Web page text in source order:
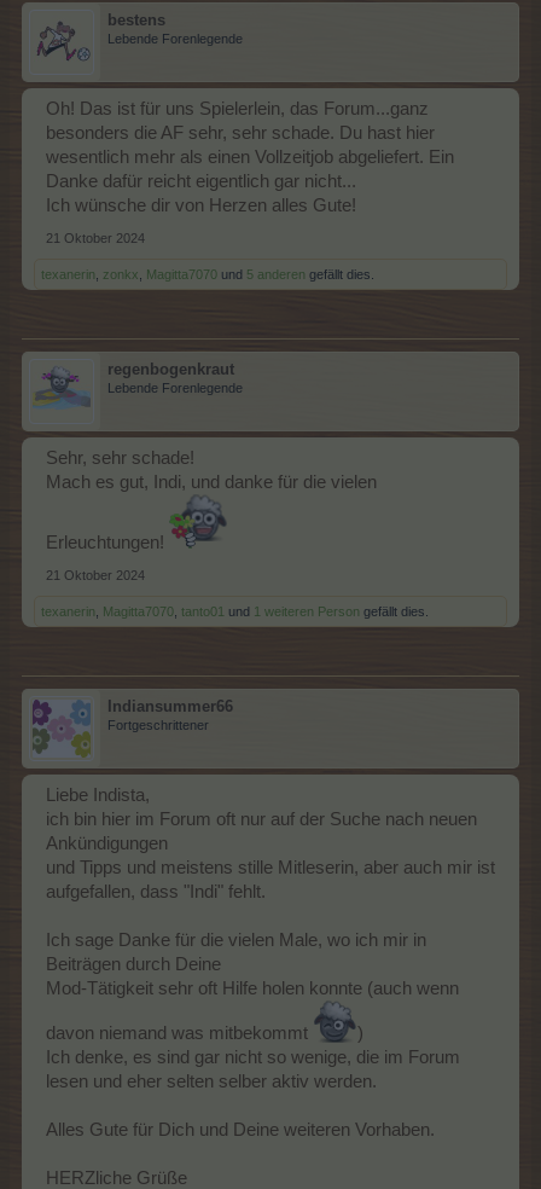
bestens
Lebende Forenlegende
Oh! Das ist für uns Spielerlein, das Forum...ganz
besonders die AF sehr, sehr schade. Du hast hier
wesentlich mehr als einen Vollzeitjob abgeliefert. Ein
Danke dafür reicht eigentlich gar nicht...
Ich wünsche dir von Herzen alles Gute!
21 Oktober 2024
texanerin zonkx Magitta7070 und 5 anderen gefällt dies.
regenbogenkraut
Lebende Forenlegende
Sehr, sehr schade!
Mach es gut, Indi, und danke für die vielen
Erleuchtungen!
21 Oktober 2024
texanerin Magitta7070 tanto01 und 1 weiteren Person gefällt dies.
Indiansummer66
Fortgeschrittener
Liebe Indista,
ich bin hier im Forum oft nur auf der Suche nach neuen
Ankündigungen
und Tipps und meistens stille Mitleserin, aber auch mir ist
aufgefallen, dass "Indi" fehlt.
Ich sage Danke für die vielen Male, wo ich mir in
Beiträgen durch Deine
Mod-Tätigkeit sehr oft Hilfe holen konnte (auch wenn
davon niemand was mitbekommt
)
Ich denke, es sind gar nicht so wenige, die im Forum
lesen und eher selten selber aktiv werden.
Alles Gute für Dich und Deine weiteren Vorhaben.
HERZliche Grüße